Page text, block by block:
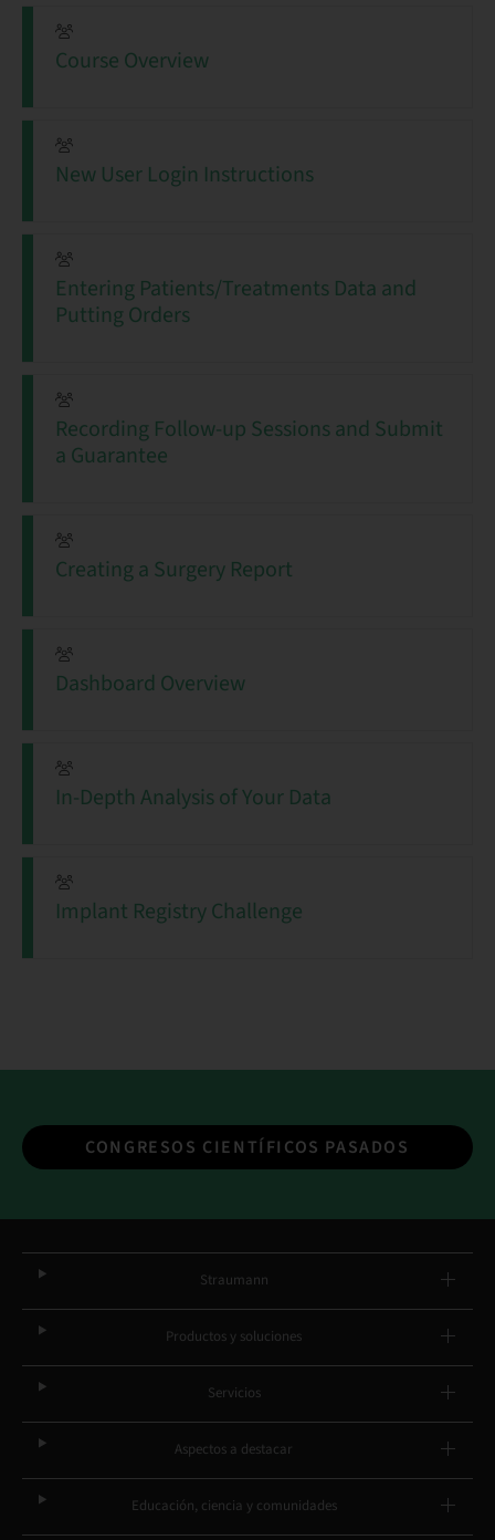
Course Overview
New User Login Instructions
Entering Patients/Treatments Data and
Putting Orders
Recording Follow-up Sessions and Submit
a Guarantee
Creating a Surgery Report
Dashboard Overview
In-Depth Analysis of Your Data
Implant Registry Challenge
CONGRESOS CIENTÍFICOS PASADOS
Straumann
Productos y soluciones
Servicios
Aspectos a destacar
Educación, ciencia y comunidades